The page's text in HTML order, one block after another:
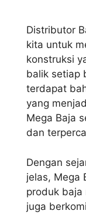
Distributor
kita untuk
konstruksi
balik setiap
terdapat
yang
Mega Baja
dan
Dengan
jelas, Mega
produk baja
juga